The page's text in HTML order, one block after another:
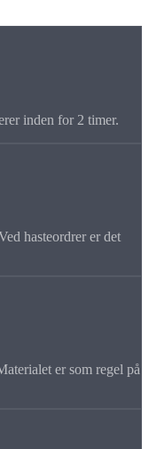
inden for 2 timer.
hasteordrer er det
er som regel på